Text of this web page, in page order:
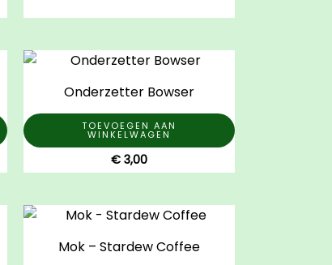
Onderzetter Bowser
TOEVOEGEN AAN
WINKELWAGEN
€ 3,00
Mok – Stardew Coffee